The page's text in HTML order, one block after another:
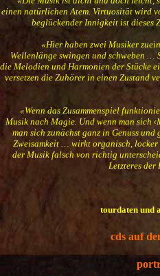
einen natürlichen Atem. Virtuosität wird
beglückender Innigkeit ist dieses
«Hier haben zwei Musiker
Wellenlänge swingen und schweben
die Melodien und Harmonien der Stücke
versetzen die Zuhörer in einen Zustand
«Wenn das Zusammenspiel
Musik nach Magie. Und wenn man sich ‹
man sich zunächst ganz in Genuss
Zweisamkeit … wirkt organisch, locker
der Musik falsch von richtig
Letzteres der
tourdaten und
cds auf